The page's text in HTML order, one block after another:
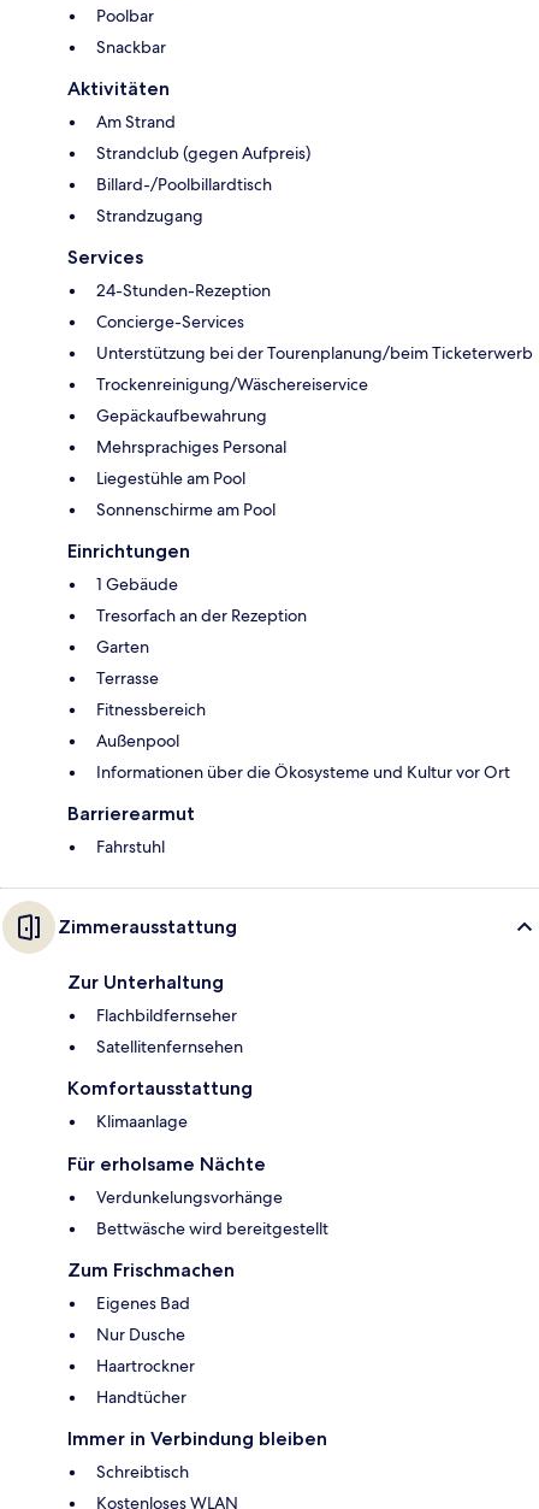
Poolbar
Snackbar
Aktivitäten
Am Strand
Strandclub (gegen Aufpreis)
Billard-/Poolbillardtisch
Strandzugang
Services
24-Stunden-Rezeption
Concierge-Services
Unterstützung bei der Tourenplanung/beim Ticketerwerb
Trockenreinigung/Wäschereiservice
Gepäckaufbewahrung
Mehrsprachiges Personal
Liegestühle am Pool
Sonnenschirme am Pool
Einrichtungen
1 Gebäude
Tresorfach an der Rezeption
Garten
Terrasse
Fitnessbereich
Außenpool
Informationen über die Ökosysteme und Kultur vor Ort
Barrierearmut
Fahrstuhl
Zimmerausstattung
Zur Unterhaltung
Flachbildfernseher
Satellitenfernsehen
Komfortausstattung
Klimaanlage
Für erholsame Nächte
Verdunkelungsvorhänge
Bettwäsche wird bereitgestellt
Zum Frischmachen
Eigenes Bad
Nur Dusche
Haartrockner
Handtücher
Immer in Verbindung bleiben
Schreibtisch
Kostenloses WLAN